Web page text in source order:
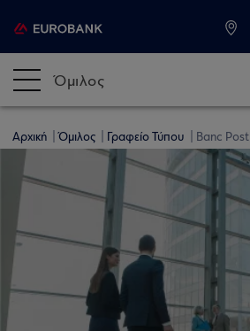
Όμιλος
Αρχική Όμιλος Γραφείο Τύπου Banc Post